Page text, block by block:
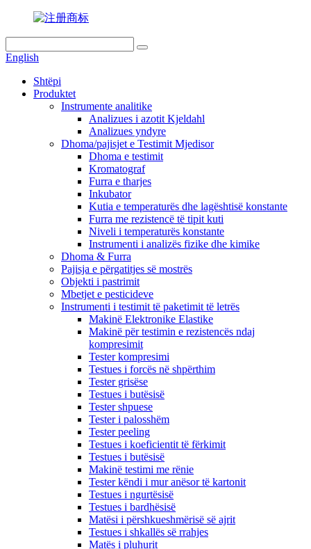
English
Shtëpi
Produktet
Instrumente analitike
Analizues i azotit Kjeldahl
Analizues yndyre
Dhoma/pajisjet e Testimit Mjedisor
Dhoma e testimit
Kromatograf
Furra e tharjes
Inkubator
Kutia e temperaturës dhe lagështisë konstante
Furra me rezistencë të tipit kuti
Niveli i temperaturës konstante
Instrumenti i analizës fizike dhe kimike
Dhoma & Furra
Pajisja e përgatitjes së mostrës
Objekti i pastrimit
Mbetjet e pesticideve
Instrumenti i testimit të paketimit të letrës
Makinë Elektronike Elastike
Makinë për testimin e rezistencës ndaj
kompresimit
Tester kompresimi
Testues i forcës në shpërthim
Tester grisëse
Testues i butësisë
Tester shpuese
Tester i palosshëm
Tester peeling
Testues i koeficientit të fërkimit
Testues i butësisë
Makinë testimi me rënie
Tester këndi i mur anësor të kartonit
Testues i ngurtësisë
Testues i bardhësisë
Matësi i përshkueshmërisë së ajrit
Testues i shkallës së rrahjes
Matës i pluhurit